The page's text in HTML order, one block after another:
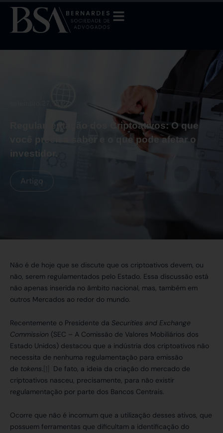
Regulamentação dos Criptoativos: O que
você precisa saber e o que pode afetar o
investidor.
Artigo
Não é de hoje que se discute que os criptoativos devem, ou
não, serem regulamentados pelo Estado. Essa discussão está
não apenas inserida no âmbito nacional, mas, também em
outros Mercados ao redor do mundo.
Recentemente o Presidente da Securities and Exchange
Commission (SEC – A Comissão de Valores Mobiliários dos
Estado Unidos) destacou que a indústria dos criptoativos não
necessita de nenhuma regulamentação para emissão
de tokens. [1]
De fato, a ideia da criação do mercado de
criptoativos nasceu, precisamente, para não existir
regulamentação por parte dos Bancos Centrais.
Ocorre que não é incomum que a utilização desses ativos, que
possuem ferramentas que dificultam a identificação do